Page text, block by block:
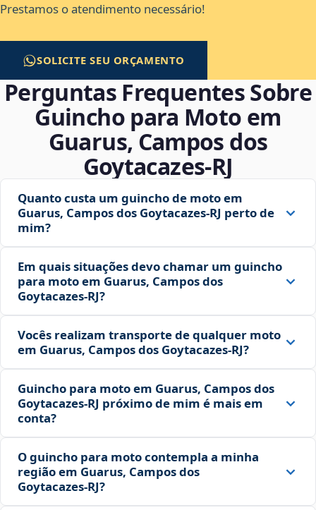
Prestamos o atendimento necessário!
SOLICITE SEU ORÇAMENTO
Perguntas Frequentes Sobre
Guincho para Moto em
Guarus, Campos dos
Goytacazes‑RJ
Quanto custa um guincho de moto em
Guarus, Campos dos Goytacazes‑RJ perto de
mim?
Em quais situações devo chamar um guincho
para moto em Guarus, Campos dos
Goytacazes‑RJ?
Vocês realizam transporte de qualquer moto
em Guarus, Campos dos Goytacazes‑RJ?
Guincho para moto em Guarus, Campos dos
Goytacazes‑RJ próximo de mim é mais em
conta?
O guincho para moto contempla a minha
região em Guarus, Campos dos
Goytacazes‑RJ?